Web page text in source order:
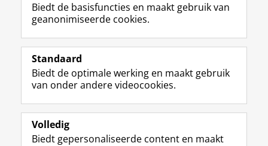
Volg de RUG
F
a
e
b
o
p
L
i
k
e
I
-
R
S
-
f
e
R
I
n
t
r
m
Y
o
T
e
k
Studiekiezers
Alumni
Over ons
Biedt de basisfuncties en maakt gebruik van
geanonimiseerde cookies.
Standaard
Biedt de optimale werking en maakt gebruik
van onder andere videocookies.
Volledig
Biedt gepersonaliseerde content en maakt